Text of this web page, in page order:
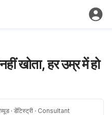
खोता, हर उम्र में हो
· डेंटिस्ट्री · Consultant